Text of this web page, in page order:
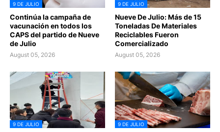
9 DE JULIO
Continúa la campaña de
vacunación en todos los
CAPS del partido de Nueve
de Julio
August 05, 2026
9 DE JULIO
Nueve De Julio: Más de 15
Toneladas De Materiales
Reciclables Fueron
Comercializado
August 05, 2026
9 DE JULIO 9 DE JULIO